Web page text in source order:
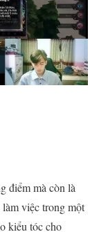
điểm mà còn là
việc trong một
kiểu tóc cho